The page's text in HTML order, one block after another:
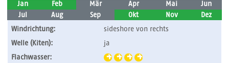
Jan Feb Mär Apr Mai
Jun
Jul
Aug Sep Okt Nov
Dez
Windrichtung:
sideshore von rechts
Welle (Kiten):
ja
Flachwasser: